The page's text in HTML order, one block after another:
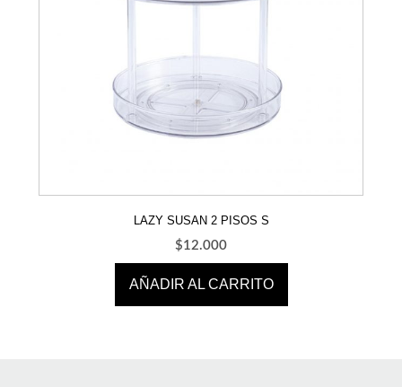
LAZY SUSAN 2 PISOS S
$12.000
AÑADIR AL CARRITO